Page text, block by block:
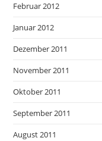
Februar 2012
Januar 2012
Dezember 2011
November 2011
Oktober 2011
September 2011
August 2011